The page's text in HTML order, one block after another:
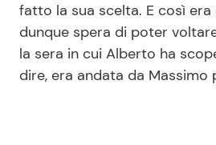
fatto la sua scelta. E così
dunque spera di poter
la sera in cui Alberto ha
dire, era andata da Massimo